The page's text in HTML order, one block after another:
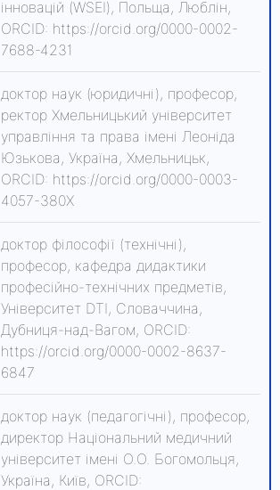
інновацій (WSEI), Польща, Люблін,
ORCID: https://orcid.org/0000-0002-
7688-4231
доктор наук (юридичні), професор,
ректор Хмельницький університет
управління та права імені Леоніда
Юзькова, Україна, Хмельницьк,
ORCID: https://orcid.org/0000-0003-
4057-380X
доктор філософії (технічні),
професор, кафедра дидактики
професійно-технічних предметів,
Університет DTI, Словаччина,
Дубниця-над-Вагом, ORCID:
https://orcid.org/0000-0002-8637-
6847
доктор наук (педагогічні), професор,
директор Національний медичний
університет імені О.О. Богомольця,
Україна, Київ, ORCID: